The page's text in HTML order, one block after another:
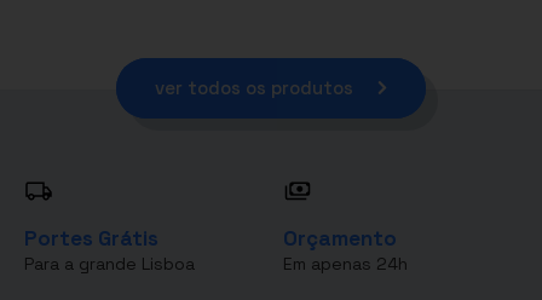
ver todos os produtos
Portes Grátis
Para a grande Lisboa
Orçamento
Em apenas 24h